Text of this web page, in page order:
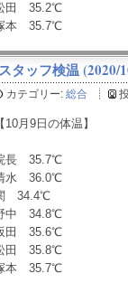
田 35.2℃
本 35.7℃
スタッフ検温 (2020/
カテゴリー: 総合
【10月9日の体温】
長 35.7℃
水 36.0℃
34.4℃
中 34.8℃
田 35.6℃
田 35.8℃
本 35.7℃